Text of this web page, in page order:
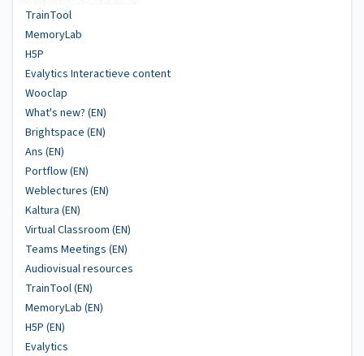
TrainTool
MemoryLab
H5P
Evalytics Interactieve content
Wooclap
What's new? (EN)
Brightspace (EN)
Ans (EN)
Portflow (EN)
Weblectures (EN)
Kaltura (EN)
Virtual Classroom (EN)
Teams Meetings (EN)
Audiovisual resources
TrainTool (EN)
MemoryLab (EN)
H5P (EN)
Evalytics